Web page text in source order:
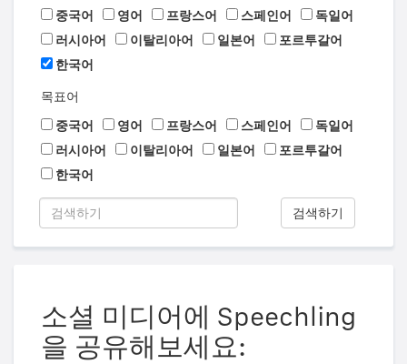
중국어
영어 프랑스어 스페인어
독일어
러시아어
이탈리아어 일본어
포르투갈어
한국어
목표어
중국어
영어 프랑스어 스페인어
독일어
러시아어
이탈리아어 일본어
포르투갈어
한국어
검색하기
소셜 미디어에 Speechling
을 공유해보세요: